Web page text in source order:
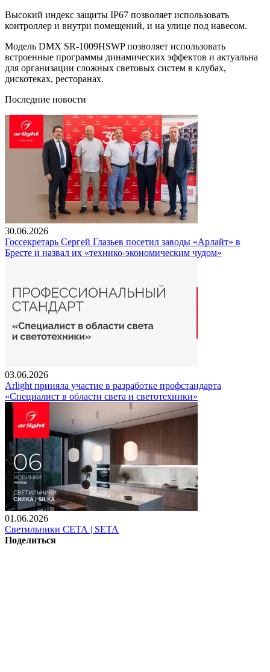
Высокий индекс защиты IP67 позволяет использовать
контроллер и внутри помещений, и на улице под навесом.
Модель DMX SR-1009HSWP позволяет использовать
встроенные программы динамических эффектов и актуальна
для организации сложных световых систем в клубах,
дискотеках, ресторанах.
Последние новости
30.06.2026
Госсекретарь Сергей Глазьев посетил заводы «Арлайт» в
Бресте и назвал их «технико-экономическим чудом»
03.06.2026
Arlight приняла участие в разработке профстандарта
«Специалист в области света и светотехники»
01.06.2026
Светильники СЕТА | SETA
Поделиться